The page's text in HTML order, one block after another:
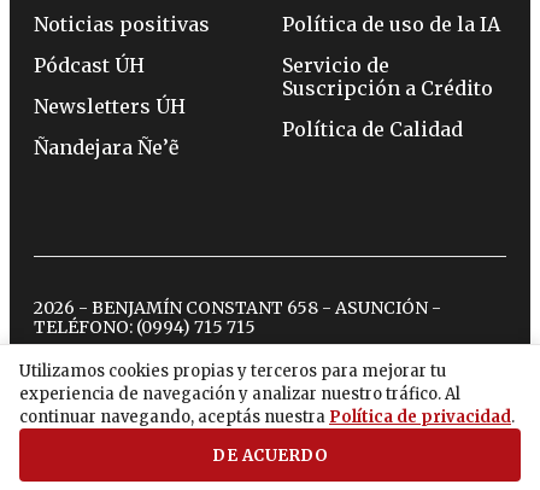
Utilizamos cookies propias y terceros para mejorar tu
experiencia de navegación y analizar nuestro tráfico. Al
continuar navegando, aceptás nuestra Política de privacidad.
DE ACUERDO
Noticias positivas
Pódcast ÚH
Newsletters ÚH
Ñandejara Ñe’ẽ
Política de uso de la IA
Servicio de
Suscripción a Crédito
Política de Calidad
2026 - BENJAMÍN CONSTANT 658 - ASUNCIÓN -
TELÉFONO: (0994) 715 715
twitterinstagram
facebook
tiktokyoutubespotify